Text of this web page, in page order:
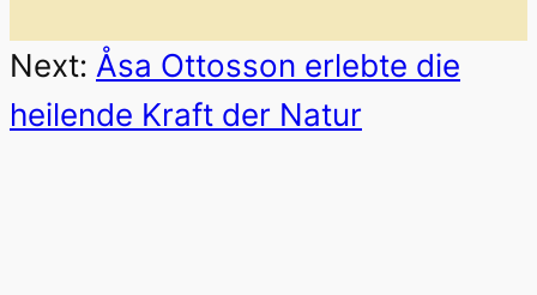
Next: Åsa Ottosson erlebte die
heilende Kraft der Natur